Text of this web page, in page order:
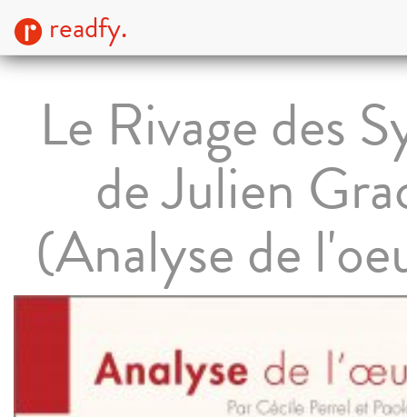
readfy.
Le Rivage des
de Julien
(Analyse de